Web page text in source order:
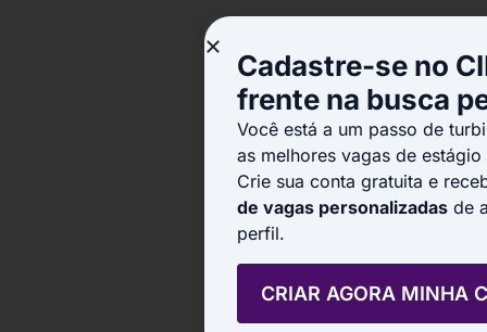
Cadastre-se no
frente na busca
Você está a um passo de
as melhores vagas de
Crie sua conta gratuita e
de vagas personalizadas de
perfil.
CRIAR AGORA MINHA